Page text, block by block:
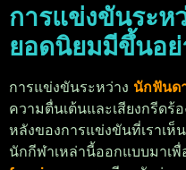
การแข่งขันระห
ยอดนิยมมีขึ้นอย่
การแข่งขันระหว่าง นักฟันด
ความตื่นเต้นและเสียงกรีดร้
หลังของการแข่งขันที่เราเห็
นักกีฬาเหล่านี้ออกแบบมาเ